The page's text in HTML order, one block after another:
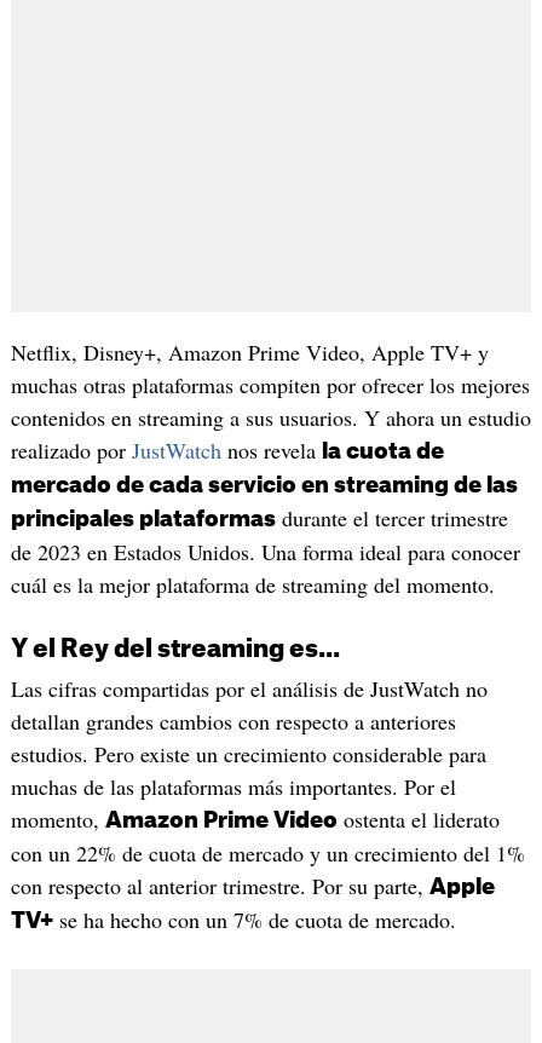
Netflix, Disney+, Amazon Prime Video, Apple TV+ y
muchas otras plataformas compiten por ofrecer los mejores
contenidos en streaming a sus usuarios. Y ahora un estudio
realizado por JustWatchnos revela la cuota de
mercado de cada servicio en streaming de las
principales plataformasdurante el tercer trimestre
de 2023 en Estados Unidos. Una forma ideal para conocer
cuál es la mejor plataforma de streaming del momento.
Y el Rey del streaming es...
Las cifras compartidas por el análisis de JustWatch no
detallan grandes cambios con respecto a anteriores
estudios. Pero existe un crecimiento considerable para
muchas de las plataformas más importantes. Por el
momento, Amazon Prime Video ostenta el liderato
con un 22% de cuota de mercado y un crecimiento del 1%
con respecto al anterior trimestre. Por su parte, Apple
TV+se ha hecho con un 7% de cuota de mercado.